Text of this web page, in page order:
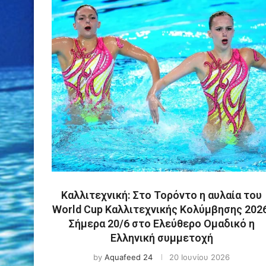
Καλλιτεχνική: Στο Τορόντο η αυλαία του
World Cup Καλλιτεχνικής Κολύμβησης
Σήμερα 20/6 στο Ελεύθερο Ομαδικό η
Ελληνική συμμετοχή
by Aquafeed 24 20 Ιουνίου 2026